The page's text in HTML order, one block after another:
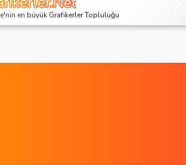
Giriş yap Kayıt ol
en büyük Grafikerler Topluluğu